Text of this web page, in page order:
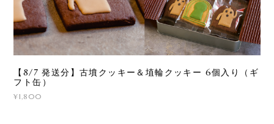
【8/7 発送分】古墳クッキー＆埴輪クッキー 6個入り（ギ
フト缶）
¥1,800